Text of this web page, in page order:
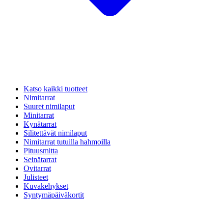
Katso kaikki tuotteet
Nimitarrat
Suuret nimilaput
Minitarrat
Kynätarrat
Silitettävät nimilaput
Nimitarrat tutuilla hahmoilla
Pituusmitta
Seinätarrat
Ovitarrat
Julisteet
Kuvakehykset
Syntymäpäiväkortit